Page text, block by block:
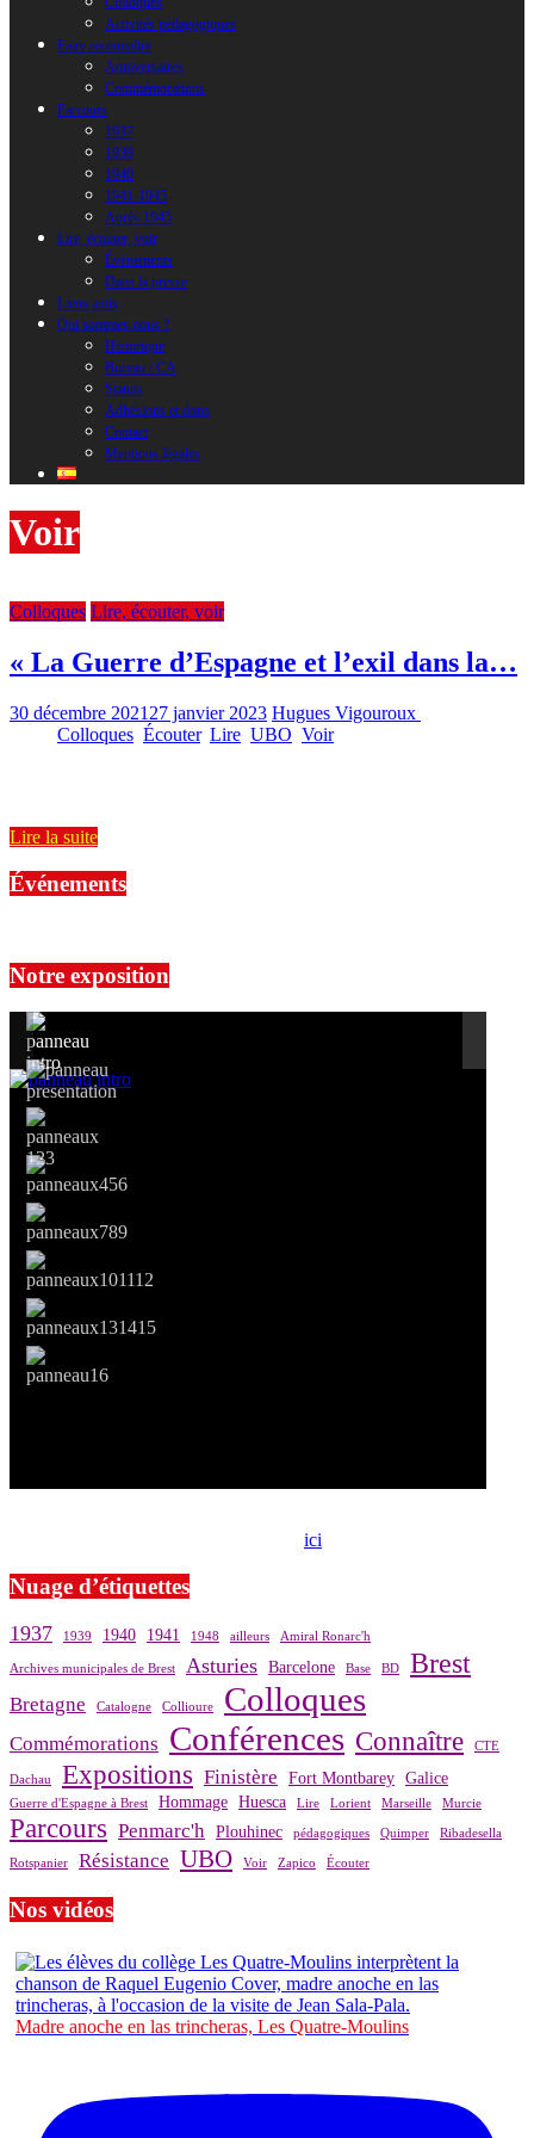
Activités pédagogiques
Faire reconnaître
Anniversaires
Commémorations
Parcours
1937
1939
1940
1941-1945
Après 1945
Lire, écouter, voir
Évènements
Dans la presse
Liens amis
Qui sommes nous ?
Historique
Bureau / CA
Statuts
Adhésions et dons
Contact
Mentions légales
Voir
Colloques Lire, écouter, voir
« La Guerre d’Espagne et l’exil dans la…
30 décembre 2021 27 janvier 2023 Hugues Vigouroux
Colloques Écouter, Lire UBO Voir
Lire la suite
Événements
Notre exposition
ici
Nuage d’étiquettes
1937 1939 1940 1941 1948 ailleurs Amiral Ronarc'h
Archives municipales de Brest Asturies Barcelone Base BD Brest
Bretagne Catalogne Collioure Colloques
Commémorations Conférences Connaître CTE
Dachau Expositions Finistère Fort Montbarey Galice
Guerre d'Espagne à Brest Hommage Huesca Lire Lorient Marseille Murcie
Parcours Penmarc'h Plouhinec pédagogiques Quimper Ribadesella
Rotspanier Résistance UBO Voir Zapico Écouter
Nos vidéos
Madre anoche en las trincheras, Les Quatre-Moulins